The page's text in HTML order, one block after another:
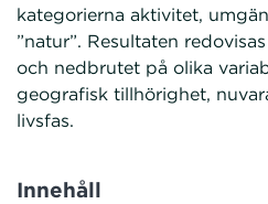
kategorierna aktivitet,
”natur”. Resultaten
och nedbrutet på olika
geografisk tillhörighet,
livsfas.
Innehåll